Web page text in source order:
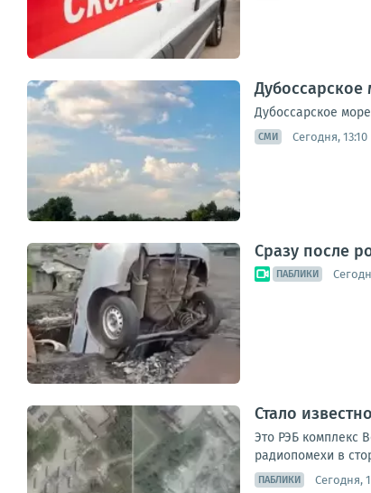
Дубоссарское
СМИ Сегодня, 13:10
Сразу после
ПАБЛИКИ
Стало
Это РЭБ комплекс
радиопомехи в
ПАБЛИКИ Сегодня,